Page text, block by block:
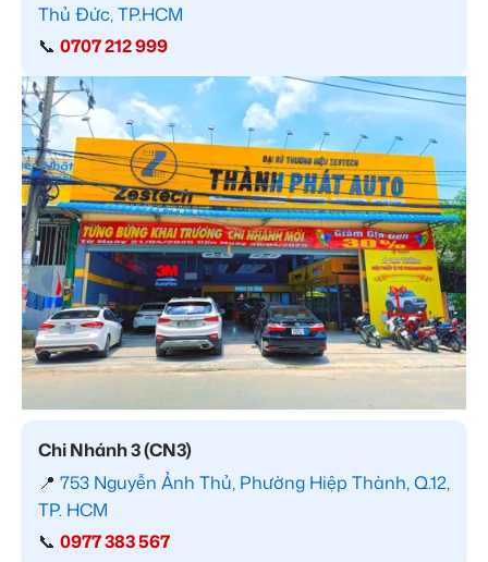
Thủ Đức, TP.HCM
📞 0707 212 999
Chi Nhánh 3 (CN3)
📍 753 Nguyễn Ảnh Thủ, Phường Hiệp Thành, Q.12,
TP. HCM
📞 0977 383 567